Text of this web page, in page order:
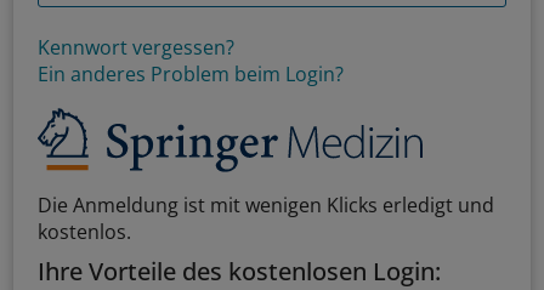
Kennwort vergessen?
Ein anderes Problem beim Login?
Die Anmeldung ist mit wenigen Klicks erledigt und
kostenlos.
Ihre Vorteile des kostenlosen Login: